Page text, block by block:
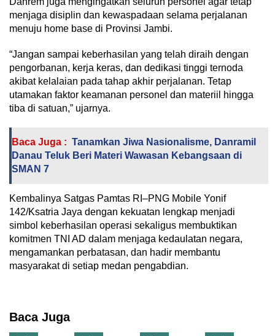
menjaga disiplin dan kewaspadaan selama perjalanan
menuju home base di Provinsi Jambi.
“Jangan sampai keberhasilan yang telah diraih dengan
pengorbanan, kerja keras, dan dedikasi tinggi ternoda
akibat kelalaian pada tahap akhir perjalanan. Tetap
utamakan faktor keamanan personel dan materiil hingga
tiba di satuan,” ujarnya.
Baca Juga : Tanamkan Jiwa Nasionalisme, Danramil
Danau Teluk Beri Materi Wawasan Kebangsaan di
SMAN 7
Kembalinya Satgas Pamtas RI–PNG Mobile Yonif
142/Ksatria Jaya dengan kekuatan lengkap menjadi
simbol keberhasilan operasi sekaligus membuktikan
komitmen TNI AD dalam menjaga kedaulatan negara,
mengamankan perbatasan, dan hadir membantu
masyarakat di setiap medan pengabdian.
Baca Juga